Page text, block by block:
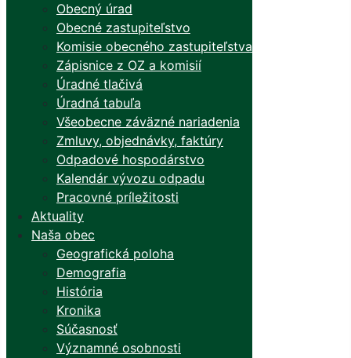
Obecný úrad
Obecné zastupiteľstvo
Komisie obecného zastupiteľstva
Zápisnice z OZ a komisií
Úradné tlačivá
Úradná tabuľa
Všeobecne záväzné nariadenia
Zmluvy, objednávky, faktúry
Odpadové hospodárstvo
Kalendár vývozu odpadu
Pracovné príležitosti
Aktuality
Naša obec
Geografická poloha
Demografia
História
Kronika
Súčasnosť
Významné osobnosti